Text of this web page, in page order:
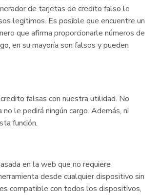
de tarjetas de credito falso le
legitimos. Es posible que encuentre un
que afirma proporcionarle números de
en su mayoría son falsos y pueden
falsas con nuestra utilidad. No
le pedirá ningún cargo. Además, ni
función.
en la web que no requiere
desde cualquier dispositivo sin
compatible con todos los dispositivos,